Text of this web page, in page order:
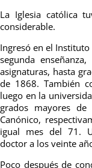
La Iglesia católica
consi­derable.
Ingresó en el
segunda
asigna­turas, hasta
de 1868. También
luego en la
grados mayores
Canónico,
igual mes del 71.
doctor a los veinte
Poco después de